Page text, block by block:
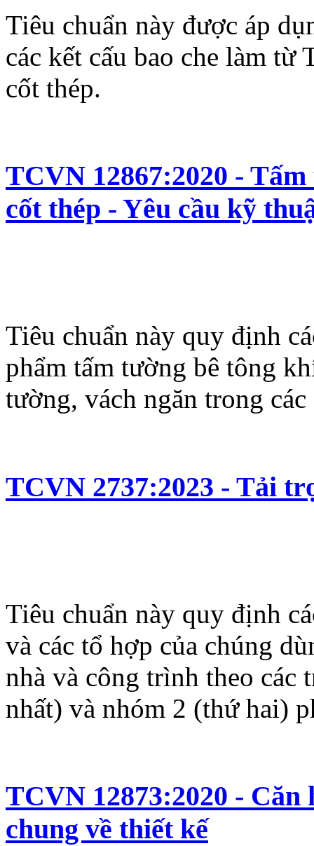
Tiêu chuẩn này được áp
các kết cấu bao che làm
cốt thép.
TCVN 12867:2020 -
cốt thép - Yêu cầu kỹ
Tiêu chuẩn này quy định
phẩm tấm tường bê tông
tường, vách ngăn trong
TCVN 2737:2023 - Tải
Tiêu chuẩn này quy định
và các tổ hợp của chúng
nhà và công trình theo
nhất) và nhóm 2 (thứ hai)
TCVN 12873:2020 -
chung về thiết kế